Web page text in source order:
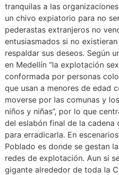
tranquilas a las
un chivo expiatorio para no
pederastas extranjeros no
entusiasmados si no
respaldar sus deseos. Según
en Medellín “la explotación
conformada por personas
que usan a menores de edad
moverse por las comunas y
niños y niñas”, por lo que
del eslabón final de la
para erradicarla. En
Poblado es donde se gestan
redes de explotación. Aun si
gigante alrededor de toda la